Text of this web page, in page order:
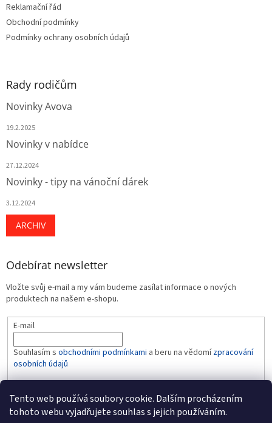
Tento web používá soubory cookie. Dalším procházením
tohoto webu vyjadřujete souhlas s jejich používáním.
Reklamační řád
Obchodní podmínky
Podmínky ochrany osobních údajů
Rady rodičům
Novinky Avova
19.2.2025
Novinky v nabídce
27.12.2024
Novinky - tipy na vánoční dárek
3.12.2024
ARCHIV
Odebírat newsletter
Vložte svůj e-mail a my vám budeme zasílat informace o nových
produktech na našem e-shopu.
E-mail
Souhlasím s obchodními podmínkami a beru na vědomízpracování
osobních údajů
PŘIHLÁSIT SE